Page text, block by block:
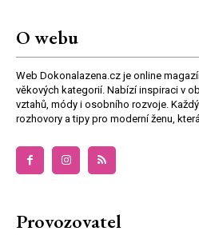
O webu
Web Dokonalazena.cz je online
věkových kategorií. Nabízí inspiraci v
vztahů, módy i osobního rozvoje.
rozhovory a tipy pro moderní ženu,
Provozovatel